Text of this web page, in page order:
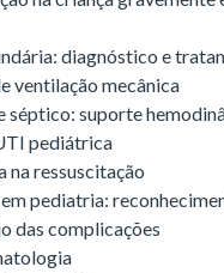
diagnóstico e
ventilação mecânica
séptico: suporte
pediátrica
ressuscitação
pediatria:
das complicações